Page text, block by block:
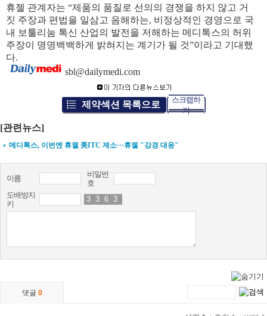
휴젤 관계자는 “제품의 품질로 선의의 경쟁을 하지 않고 거
짓 주장과 편법을 일삼고 음해하는, 비정상적인 경영으로 국
내 보툴리눔 톡신 산업의 발전을 저해하는 메디톡스의 허위
주장이 명명백백하게 밝혀지는 계기가 될 것”이라고 기대했
다.
sbl@dailymedi.com
제약섹션 목록으로
스크랩하
기
[관련뉴스]
메디톡스, 이번엔 휴젤 美ITC 제소···휴젤 "강경 대응"